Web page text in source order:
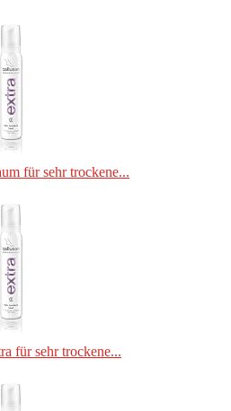
für sehr trockene...
für sehr trockene...